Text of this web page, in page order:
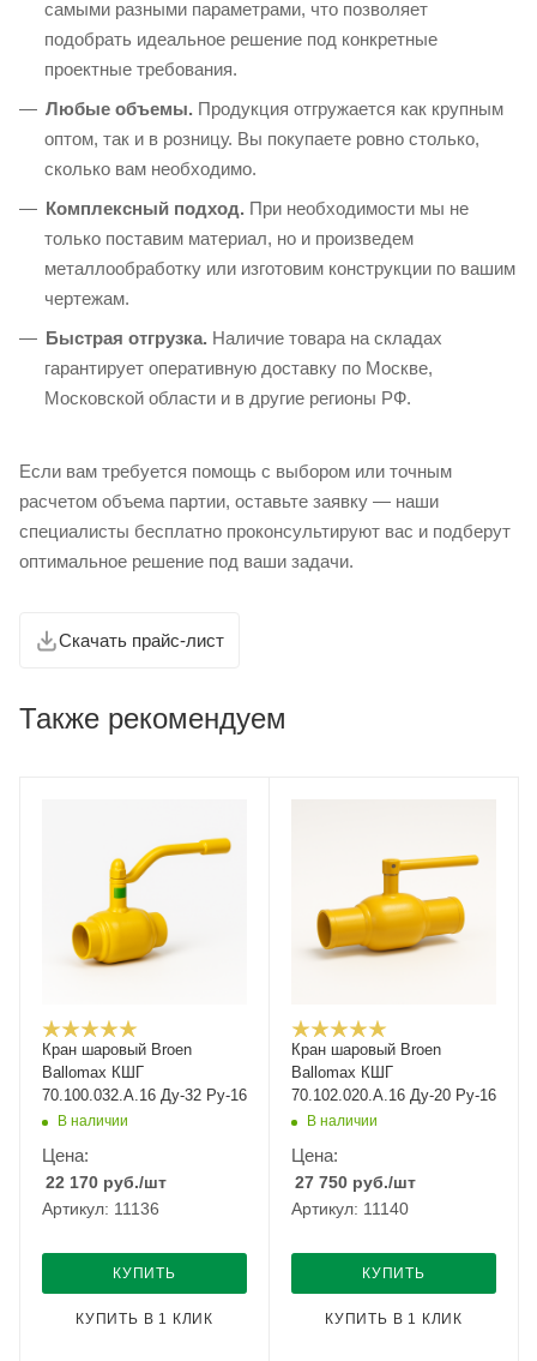
самыми разными параметрами, что позволяет
подобрать идеальное решение под конкретные
проектные требования.
Любые объемы. Продукция отгружается как крупным
оптом, так и в розницу. Вы покупаете ровно столько,
сколько вам необходимо.
Комплексный подход. При необходимости мы не
только поставим материал, но и произведем
металлообработку или изготовим конструкции по вашим
чертежам.
Быстрая отгрузка. Наличие товара на складах
гарантирует оперативную доставку по Москве,
Московской области и в другие регионы РФ.
Если вам требуется помощь с выбором или точным
расчетом объема партии, оставьте заявку — наши
специалисты бесплатно проконсультируют вас и подберут
оптимальное решение под ваши задачи.
Скачать прайс-лист
Также рекомендуем
Кран шаровый Broen
Ballomax КШГ
70.100.032.А.16 Ду-32 Ру-16
В наличии
Цена:
22 170 руб./шт
Артикул: 11136
КУПИТЬ
КУПИТЬ В 1 КЛИК
Кран шаровый Broen
Ballomax КШГ
70.102.020.А.16 Ду-20 Ру-16
В наличии
Цена:
27 750 руб./шт
Артикул: 11140
КУПИТЬ
КУПИТЬ В 1 КЛИК